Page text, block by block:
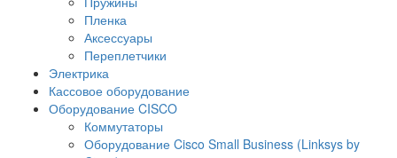
Пленка
Аксессуары
Переплетчики
Электрика
Кассовое оборудование
Оборудование CISCO
Коммутаторы
Оборудование Cisco Small Business (Linksys by